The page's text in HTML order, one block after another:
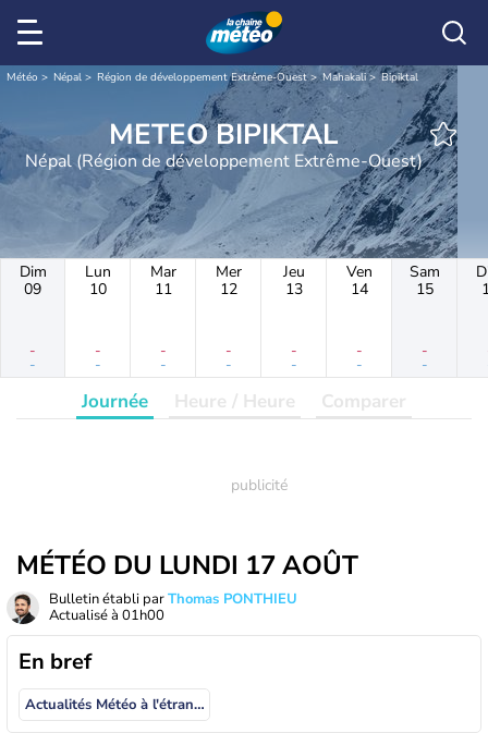
Météo Népal Région de développement Extrême-Ouest Mahakali Bipiktal
METEO BIPIKTAL
Népal (Région de développement Extrême-Ouest)
Dim
09
-
-
Lun
10
-
-
Mar
11
-
-
Mer
12
-
-
Jeu
13
-
-
Ven
14
-
-
Sam
15
-
-
Journée Heure / Heure Comparer
MÉTÉO DU LUNDI 17 AOÛT
Bulletin établi parThomas PONTHIEU
Actualisé à 01h00
En bref
Actualités Météo à l'étranger